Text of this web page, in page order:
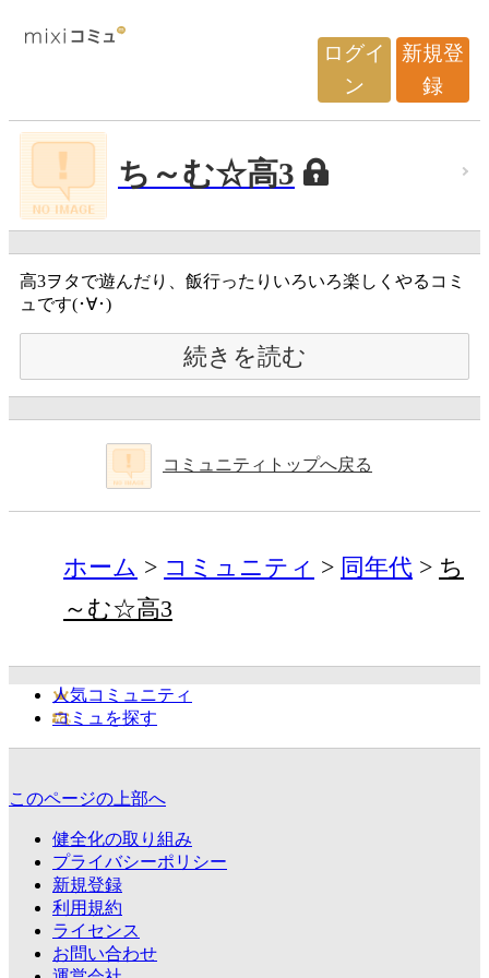
ログイ
ン
新規登
録
ち～む☆高3
高3ヲタで遊んだり、飯行ったりいろいろ楽しくやるコミ
ュです(･∀･)
続きを読む
コミュニティトップへ戻る
ホーム コミュニティ 同年代
ち
～む☆高3
人気コミュニティ
コミュを探す
このページの上部へ
健全化の取り組み
プライバシーポリシー
新規登録
利用規約
ライセンス
お問い合わせ